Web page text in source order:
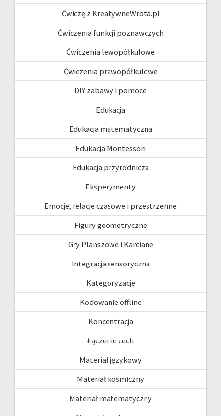
Ćwiczę z KreatywneWrota.pl
Ćwiczenia funkcji poznawczych
Ćwiczenia lewopółkulowe
Ćwiczenia prawopółkulowe
DIY zabawy i pomoce
Edukacja
Edukacja matematyczna
Edukacja Montessori
Edukacja przyrodnicza
Eksperymenty
Emocje, relacje czasowe i przestrzenne
Figury geometryczne
Gry Planszowe i Karciane
Integracja sensoryczna
Kategoryzacje
Kodowanie offline
Koncentracja
Łączenie cech
Materiał językowy
Materiał kosmiczny
Materiał matematyczny